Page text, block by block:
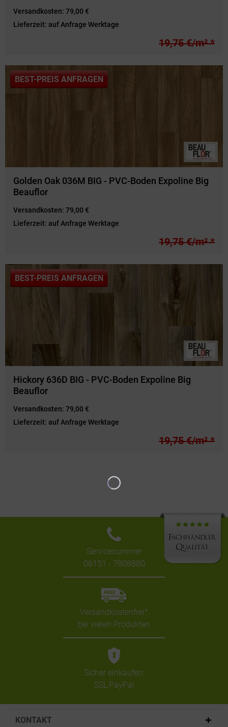
Versandkosten: 79,00 €
Lieferzeit: auf Anfrage Werktage
19,75 €/m² *
BEST-PREIS ANFRAGEN
Golden Oak 036M BIG - PVC-Boden Expoline Big
Beauflor
Versandkosten: 79,00 €
Lieferzeit: auf Anfrage Werktage
19,75 €/m² *
BEST-PREIS ANFRAGEN
Hickory 636D BIG - PVC-Boden Expoline Big
Beauflor
Versandkosten: 79,00 €
Lieferzeit: auf Anfrage Werktage
19,75 €/m² *
Servicenummer
06151 - 7808880
Versandkostenfrei*
bei vielen Produkten
Sicher einkaufen:
SSL,PayPal
KONTAKT